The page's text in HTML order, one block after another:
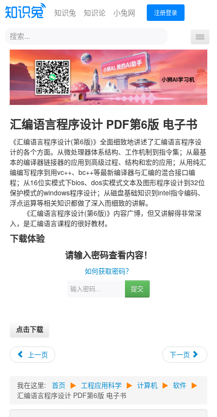
知识兔 知识论 小兔网 注册登录
站
内
索
导
航
关
首页
汇编语言程序设计 PDF第6版 电子书
《汇编语言程序设计(第6版)》全面细致地讲述了汇编语言程序设
计的各个方面。从微处理器体系结构、工作机制到指令集；从最基
本的编译器链接器的应用到高级过程、结构和宏的应用；从用纯汇
编编写程序到用vc++、bc++等最新编译器与汇编的混合接口编
程；从16位实模式下bios、dos实模式文本及图形程序设计到32位
保护模式的windows程序设计；从磁盘基础知识到intel指令编码、
浮点运算等相关知识都做了深入而细致的讲解。
《汇编语言程序设计(第6版)》内容广博，但又讲解得非常深
入，是汇编语言课程的很好教材。
下载体验
请输入密码查看内容！
如何获取密码？
提交
点击下载
上一页 下一页
我在这里: 首页 ▶ 工程应用科学 ▶ 计算机 ▶ 软件 ▶
汇编语言程序设计 PDF第6版 电子书